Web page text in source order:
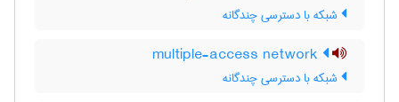
شبکه با دسترسی چندگانه
شبکه با دسترسی چندگانه